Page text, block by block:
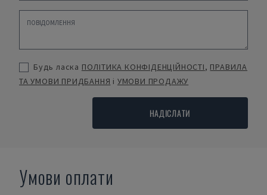
Будь ласка ПОЛІТИКА КОНФІДЕНЦІЙНОСТІ, ПРАВИЛА
ТА УМОВИ ПРИДБАННЯ і УМОВИ ПРОДАЖУ
НАДІСЛАТИ
Умови оплати